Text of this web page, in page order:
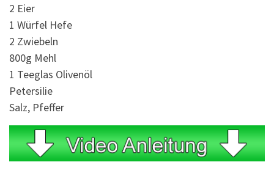
2 Eier
1 Würfel Hefe
2 Zwiebeln
800g Mehl
1 Teeglas Olivenöl
Petersilie
Salz, Pfeffer